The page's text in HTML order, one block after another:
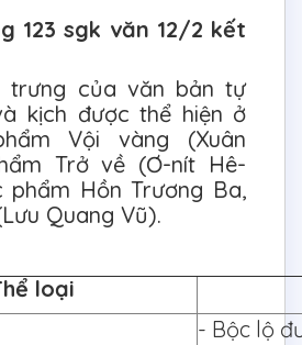
123 sgk văn 12/2 kết
trưng của văn bản tự
kịch được thể hiện ở
Vội vàng (Xuân
Trở về (Ơ-nít Hê-
phẩm Hồn Trương Ba,
Quang Vũ).
loại
- Bộc lộ